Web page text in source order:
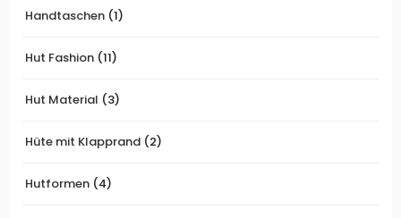
Handtaschen (1)
Hut Fashion (11)
Hut Material (3)
Hüte mit Klapprand (2)
Hutformen (4)